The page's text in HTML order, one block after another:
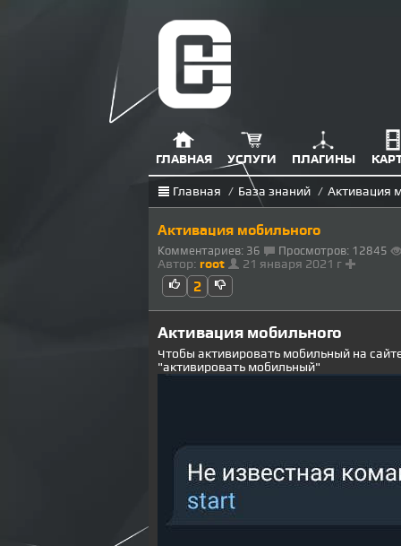
ГЛАВНАЯ УСЛУГИ ПЛАГИНЫ
Главная / База знаний / Активация
Активация мобильного
Комментариев: 36 Просмотров: 12845
Автор: root 21 января 2021 г
2
Активация мобильного
Чтобы активировать мобильный на
"активировать мобильный"